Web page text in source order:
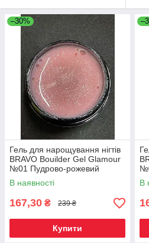
–30%
Гель для нарощування нігтів
BRAVO Bouilder Gel Glamour
№01 Пудрово-рожевий
В наявності
167,30 ₴ 239 ₴
Купити
В